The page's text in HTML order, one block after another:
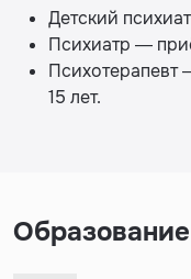
Детский
Психиатр —
Психотерапевт
15 лет.